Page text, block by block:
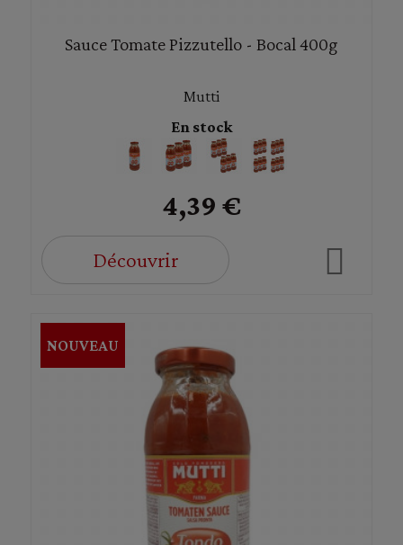
Sauce Tomate Pizzutello - Bocal 400g
Mutti
En stock
4,39 €
Découvrir
NOUVEAU